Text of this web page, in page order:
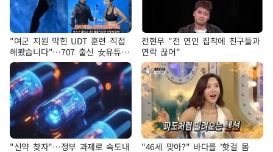
"여군 지원 막힌 UDT 훈련 직접
해봤습니다"…707 출신 女유튜버
'완벽 소화'
전현무 "전 연인 집착에 친구들과
연락 끊어"
"신약 찾자"…정부 과제로 속도내
"46세 맞아?" 바다를 '핫걸 몸